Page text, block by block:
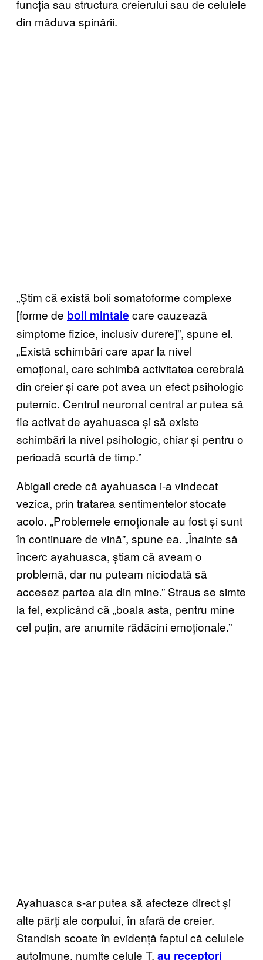
funcția sau structura creierului sau de celulele
din măduva spinării.
„Știm că există boli somatoforme complexe
[forme de boli mintale care cauzează
simptome fizice, inclusiv durere]”, spune el.
„Există schimbări care apar la nivel
emoțional, care schimbă activitatea cerebrală
din creier și care pot avea un efect psihologic
puternic. Centrul neuronal central ar putea să
fie activat de ayahuasca și să existe
schimbări la nivel psihologic, chiar și pentru o
perioadă scurtă de timp.”
Abigail crede că ayahuasca i-a vindecat
vezica, prin tratarea sentimentelor stocate
acolo. „Problemele emoționale au fost și sunt
în continuare de vină”, spune ea. „Înainte să
încerc ayahuasca, știam că aveam o
problemă, dar nu puteam niciodată să
accesez partea aia din mine.” Straus se simte
la fel, explicând că „boala asta, pentru mine
cel puțin, are anumite rădăcini emoționale.”
Ayahuasca s-ar putea să afecteze direct și
alte părți ale corpului, în afară de creier.
Standish scoate în evidență faptul că celulele
autoimune, numite celule T, au receptori